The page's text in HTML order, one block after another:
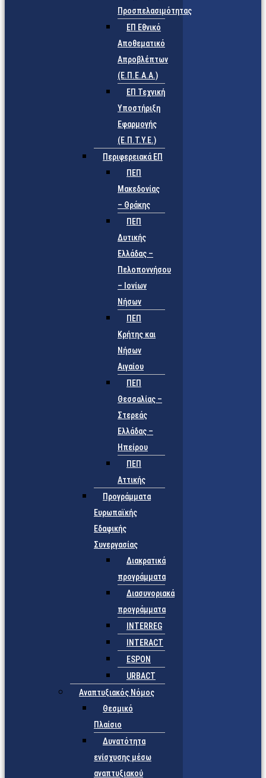
Προσπελασιμότητας
ΕΠ Εθνικό
Αποθεματικό
Απροβλέπτων
(Ε.Π.Ε.Α.Α.)
ΕΠ Τεχνική
Υποστήριξη
Εφαρμογής
(Ε.Π.Τ.Υ.Ε.)
Περιφερειακά ΕΠ
ΠΕΠ
Μακεδονίας
– Θράκης
ΠΕΠ
Δυτικής
Ελλάδας –
Πελοποννήσου
– Ιονίων
Νήσων
ΠΕΠ
Κρήτης και
Νήσων
Αιγαίου
ΠΕΠ
Θεσσαλίας –
Στερεάς
Ελλάδας –
Ηπείρου
ΠΕΠ
Αττικής
Προγράμματα
Ευρωπαϊκής
Εδαφικής
Συνεργασίας
Διακρατικά
προγράμματα
Διασυνοριακά
προγράμματα
INTERREG
INTERACT
ESPON
URBACT
Αναπτυξιακός Νόμος
Θεσμικό
Πλαίσιο
Δυνατότητα
ενίσχυσης μέσω
αναπτυξιακού